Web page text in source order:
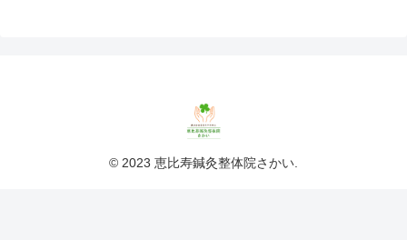
© 2023 恵比寿鍼灸整体院さかい.